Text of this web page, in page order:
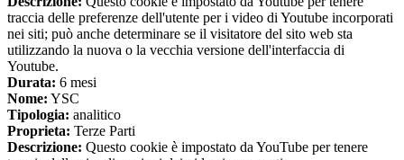
traccia delle preferenze dell'utente per i video di Youtube incorporati
nei siti; può anche determinare se il visitatore del sito web sta
utilizzando la nuova o la vecchia versione dell'interfaccia di
Youtube.
Durata: 6 mesi
Nome: YSC
Tipologia: analitico
Proprieta: Terze Parti
Descrizione: Questo cookie è impostato da YouTube per tenere